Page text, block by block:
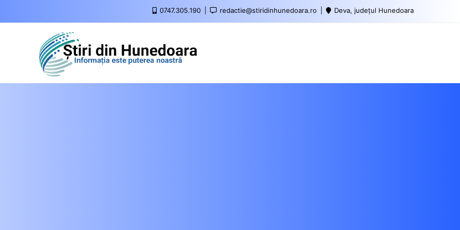
0747.305.190 redactie@stiridinhunedoara.ro Deva, județul Hunedoara